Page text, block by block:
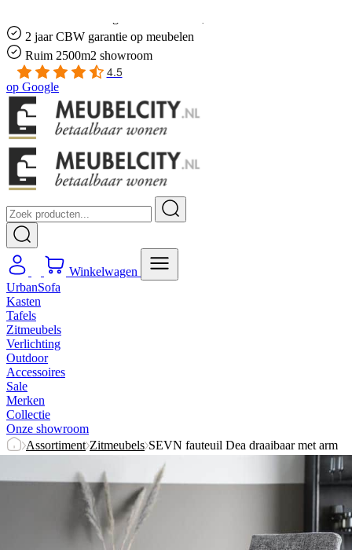
2 jaar CBW garantie op meubelen
Ruim 2500m2 showroom
4.5
op Google
Winkelwagen
UrbanSofa
Kasten
Tafels
Zitmeubels
Verlichting
Outdoor
Accessoires
Sale
Merken
Collectie
Onze showroom
Assortiment Zitmeubels SEVN fauteuil Dea draaibaar met arm